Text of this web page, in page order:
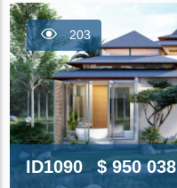
203
ID1090 $ 950 038